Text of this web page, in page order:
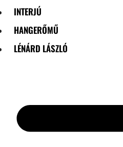
INTERJÚ
HANGERŐMŰ
LÉNÁRD LÁSZLÓ